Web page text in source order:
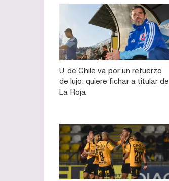
U. de Chile va por un refuerzo
de lujo: quiere fichar a titular de
La Roja